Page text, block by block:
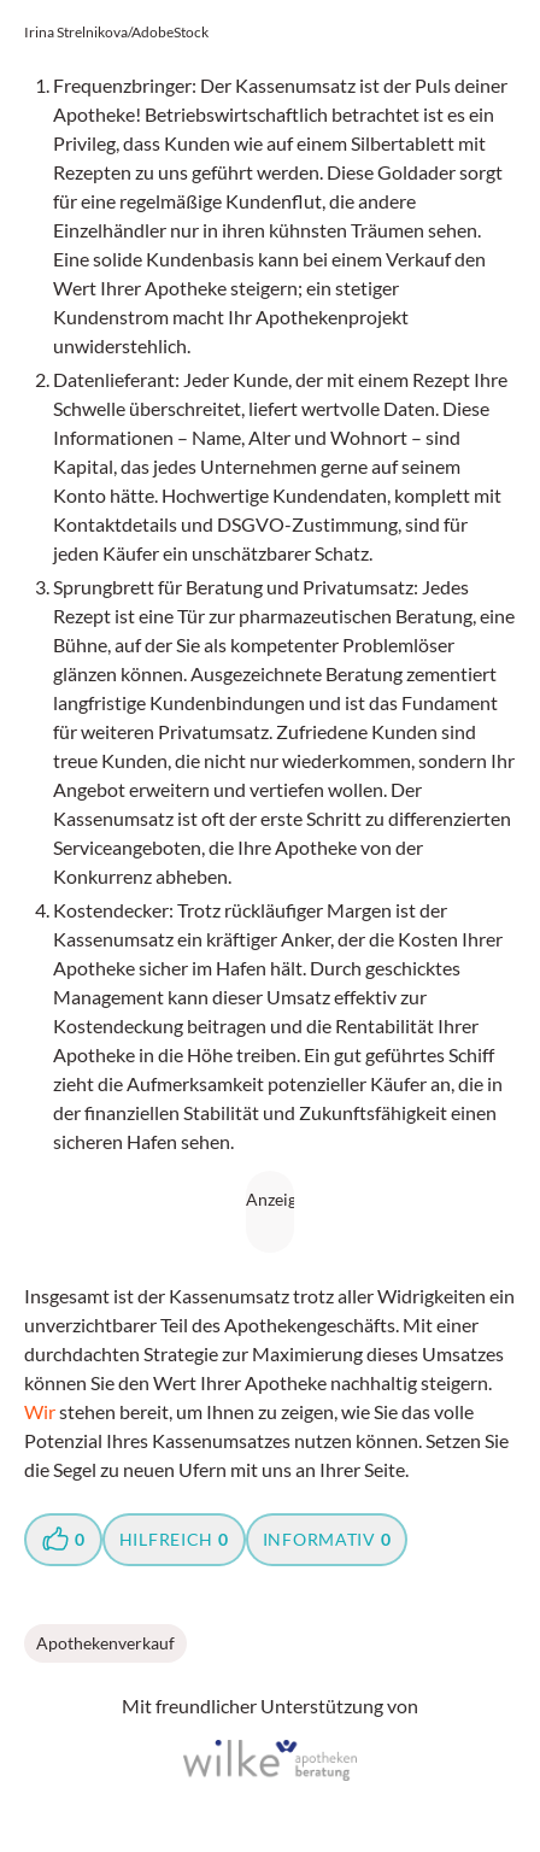
Irina Strelnikova/AdobeStock
Frequenzbringer: Der Kassenumsatz ist der Puls deiner
Apotheke! Betriebswirtschaftlich betrachtet ist es ein
Privileg, dass Kunden wie auf einem Silbertablett mit
Rezepten zu uns geführt werden. Diese Goldader sorgt
für eine regelmäßige Kundenflut, die andere
Einzelhändler nur in ihren kühnsten Träumen sehen.
Eine solide Kundenbasis kann bei einem Verkauf den
Wert Ihrer Apotheke steigern; ein stetiger
Kundenstrom macht Ihr Apothekenprojekt
unwiderstehlich.
Datenlieferant: Jeder Kunde, der mit einem Rezept Ihre
Schwelle überschreitet, liefert wertvolle Daten. Diese
Informationen – Name, Alter und Wohnort – sind
Kapital, das jedes Unternehmen gerne auf seinem
Konto hätte. Hochwertige Kundendaten, komplett mit
Kontaktdetails und DSGVO-Zustimmung, sind für
jeden Käufer ein unschätzbarer Schatz.
Sprungbrett für Beratung und Privatumsatz: Jedes
Rezept ist eine Tür zur pharmazeutischen Beratung, eine
Bühne, auf der Sie als kompetenter Problemlöser
glänzen können. Ausgezeichnete Beratung zementiert
langfristige Kundenbindungen und ist das Fundament
für weiteren Privatumsatz. Zufriedene Kunden sind
treue Kunden, die nicht nur wiederkommen, sondern Ihr
Angebot erweitern und vertiefen wollen. Der
Kassenumsatz ist oft der erste Schritt zu differenzierten
Serviceangeboten, die Ihre Apotheke von der
Konkurrenz abheben.
Kostendecker: Trotz rückläufiger Margen ist der
Kassenumsatz ein kräftiger Anker, der die Kosten Ihrer
Apotheke sicher im Hafen hält. Durch geschicktes
Management kann dieser Umsatz effektiv zur
Kostendeckung beitragen und die Rentabilität Ihrer
Apotheke in die Höhe treiben. Ein gut geführtes Schiff
zieht die Aufmerksamkeit potenzieller Käufer an, die in
der finanziellen Stabilität und Zukunftsfähigkeit einen
sicheren Hafen sehen.
Insgesamt ist der Kassenumsatz trotz aller Widrigkeiten ein
unverzichtbarer Teil des Apothekengeschäfts. Mit einer
durchdachten Strategie zur Maximierung dieses Umsatzes
können Sie den Wert Ihrer Apotheke nachhaltig steigern.
Wirstehen bereit, um Ihnen zu zeigen, wie Sie das volle
Potenzial Ihres Kassenumsatzes nutzen können. Setzen Sie
die Segel zu neuen Ufern mit uns an Ihrer Seite.
0 HILFREICH 0 INFORMATIV 0
Apothekenverkauf
Mit freundlicher Unterstützung von